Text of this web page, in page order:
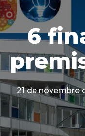
6
21 de novembre